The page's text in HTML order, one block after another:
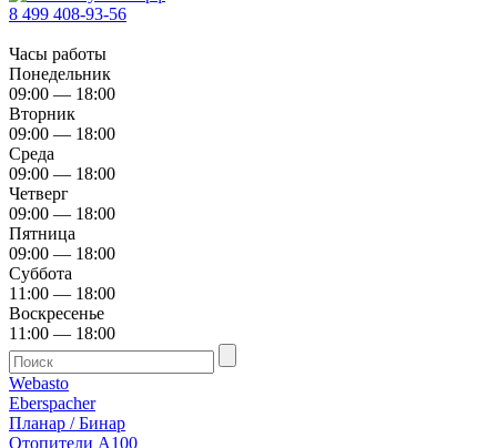
8 499 408-93-56
Часы работы
Понедельник
09:00 — 18:00
Вторник
09:00 — 18:00
Среда
09:00 — 18:00
Четверг
09:00 — 18:00
Пятница
09:00 — 18:00
Суббота
11:00 — 18:00
Воскресенье
11:00 — 18:00
Webasto
Eberspacher
Планар / Бинар
Отопители А100